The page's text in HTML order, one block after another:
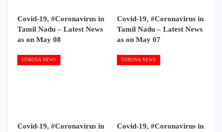
Covid-19, #Coronavirus in
Tamil Nadu – Latest News
as on May 08
Covid-19, #Coronavirus in
Tamil Nadu – Latest News
as on May 07
CORONA NEWS
Covid-19, #Coronavirus in
CORONA NEWS
Covid-19, #Coronavirus in